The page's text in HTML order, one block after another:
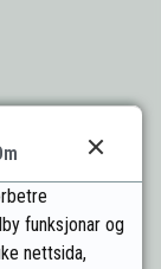
funksjonar og
nettsida,